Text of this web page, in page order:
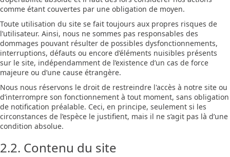
comme étant couvertes par une obligation de moyen.
Toute utilisation du site se fait toujours aux propres risques de
l’utilisateur. Ainsi, nous ne sommes pas responsables des
dommages pouvant résulter de possibles dysfonctionnements,
interruptions, défauts ou encore d’éléments nuisibles présents
sur le site, indépendamment de l’existence d’un cas de force
majeure ou d’une cause étrangère.
Nous nous réservons le droit de restreindre l'accès à notre site ou
d’interrompre son fonctionnement à tout moment, sans obligation
de notification préalable. Ceci, en principe, seulement si les
circonstances de l’espèce le justifient, mais il ne s’agit pas là d’une
condition absolue.
2.2. Contenu du site